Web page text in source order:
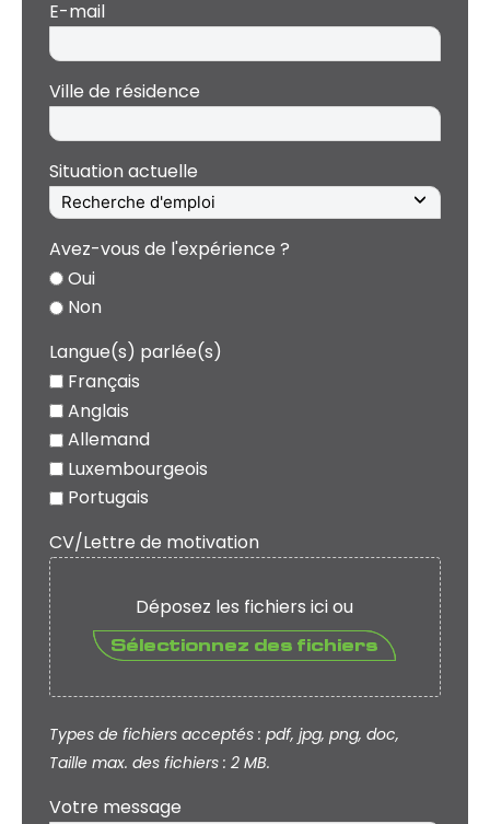
E-mail
Ville de résidence
Situation actuelle
Avez-vous de l'expérience ?
Oui
Non
Langue(s) parlée(s)
Français
Anglais
Allemand
Luxembourgeois
Portugais
CV/Lettre de motivation
Déposez les fichiers ici ou
Sélectionnez des fichiers
Types de fichiers acceptés : pdf, jpg, png, doc,
Taille max. des fichiers : 2 MB.
Votre message